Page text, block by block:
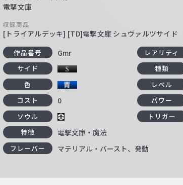
電撃文庫
収録商品
[トライアルデッキ] [TD]電撃文庫 シュヴァルツサイド
作品番号 Gmr レアリティ
サイド 種類
色 レベル
コスト 0 パワー
ソウル トリガー
特徴 電撃文庫・魔法
フレーバー マテリアル・バースト、発動